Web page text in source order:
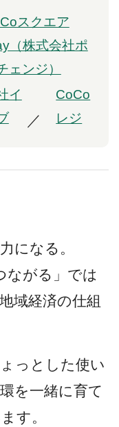
スクエア
（株式会社ポ
ェンジ）
イ
／
CoCo
レジ
になる。
ながる」では
域経済の仕組
っとした使い
を一緒に育て
す。